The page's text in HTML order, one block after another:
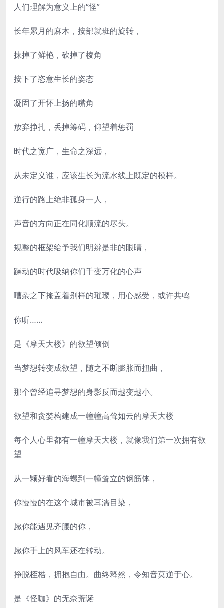
人们理解为意义上的“怪”
长年累月的麻木，按部就班的旋转，
抹掉了鲜艳，砍掉了棱角
按下了恣意生长的姿态
凝固了开怀上扬的嘴角
放弃挣扎，丢掉筹码，仰望着惩罚
时代之宽广，生命之深远，
从未定义谁，应该生长为流水线上既定的模样。
逆行的路上绝非孤身一人，
声音的方向正在同化顺流的尽头。
规整的框架给予我们明辨是非的眼睛，
躁动的时代吸纳你们千变万化的心声
嘈杂之下掩盖着别样的璀璨，用心感受，或许共鸣
你听……
是《摩天大楼》的欲望倾倒
当梦想转变成欲望，随之不断膨胀而扭曲，
那个曾经追寻梦想的身影反而越变越小。
欲望和贪婪构建成一幢幢高耸如云的摩天大楼
每个人心里都有一幢摩天大楼，就像我们第一次拥有欲
望
从一颗好看的海螺到一幢耸立的钢筋体，
你慢慢的在这个城市被耳濡目染，
愿你能遇见齐腰的你，
愿你手上的风车还在转动。
挣脱桎梏，拥抱自由。曲终释然，令知音莫逆于心。
是《怪咖》的无奈荒诞